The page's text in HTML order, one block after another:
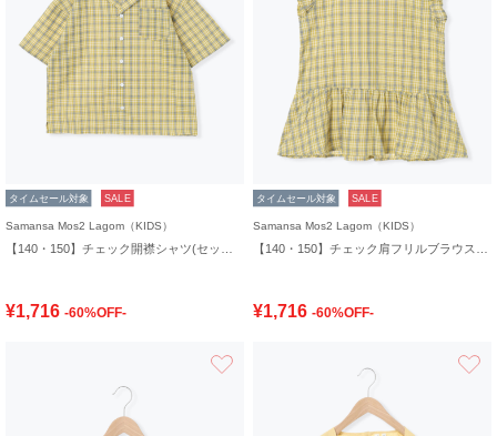
タイムセール対象 SALE
Samansa Mos2 Lagom（KIDS）
¥1,716 -60%OFF-
タイムセール対象 SALE
Samansa Mos2 Lagom（KIDS）
¥1,716 -60%OFF-